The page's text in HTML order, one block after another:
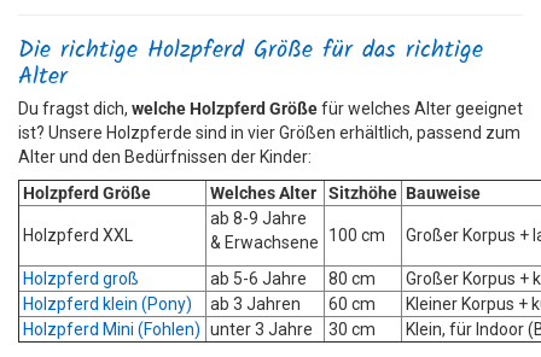
Die richtige Holzpferd Größe für das richtige
Alter
Du fragst dich, welche Holzpferd Größefür welches Alter geeignet
ist? Unsere Holzpferde sind in vier Größen erhältlich, passend zum
Alter und den Bedürfnissen der Kinder:
Holzpferd Größe
Welches Alter Sitzhöhe Bauweise
Holzpferd XXL
ab 8-9 Jahre
& Erwachsene
100 cm Großer Korpus +
Holzpferd groß ab 5-6 Jahre 80 cm
Großer Korpus +
Holzpferd klein (Pony)
ab 3 Jahren 60 cm
Kleiner Korpus +
Holzpferd Mini (Fohlen) unter 3 Jahre 30 cm Klein, für Indoor